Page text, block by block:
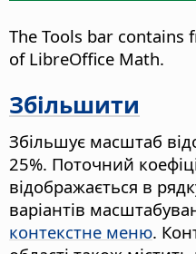
The Tools bar contains
of LibreOffice Math.
Збільшити
Збільшує масштаб
25%. Поточний
відображається в
варіантів
контекстне меню.